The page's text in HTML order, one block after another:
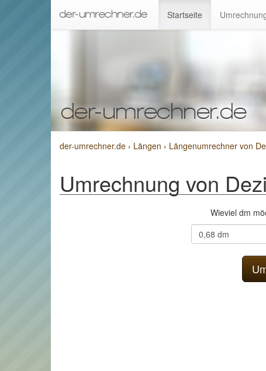
Startseite
der-umrechner.de › Längen › Längenumrechner von
Umrechnung von
Wieviel dm